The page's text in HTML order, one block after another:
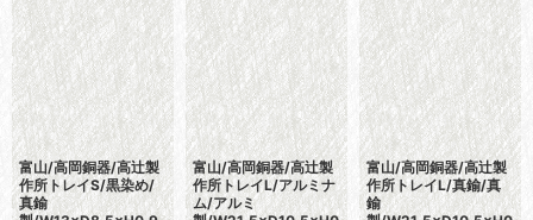
富山/高岡銅器/高辻製
作所トレイS/黒染め/
真鍮
富山/高岡銅器/高辻製
作所トレイL/アルミナ
ム/アルミ
富山/高岡銅器/高辻製
作所トレイL/真鍮/真
鍮